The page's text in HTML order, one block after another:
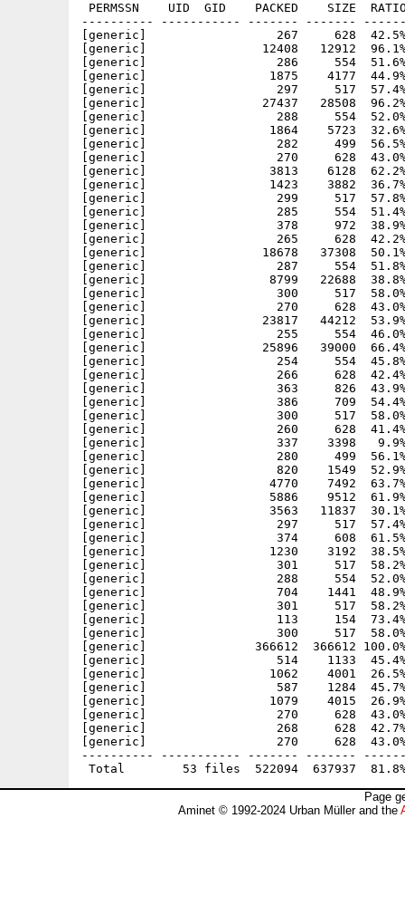
PERMSSN    UID  GID    PACKED    SIZE
---------- ----------- ------- -------
[generic]                  267     628  42.5% -
[generic]                12408   12912  96.1% -
[generic]                  286     554  51.6% -
[generic]                 1875    4177  44.9% -
[generic]                  297     517  57.4% -
[generic]                27437   28508  96.2% -
[generic]                  288     554  52.0% -
[generic]                 1864    5723  32.6% -
[generic]                  282     499  56.5% -
[generic]                  270     628  43.0% -
[generic]                 3813    6128  62.2% -
[generic]                 1423    3882  36.7% -
[generic]                  299     517  57.8% -
[generic]                  285     554  51.4% -
[generic]                  378     972  38.9%
[generic]                  265     628  42.2% -
[generic]                18678   37308  50.1% -
[generic]                  287     554  51.8% -
[generic]                 8799   22688  38.8% -
[generic]                  300     517  58.0% -
[generic]                  270     628  43.0% -
[generic]                23817   44212  53.9%
[generic]                  255     554  46.0% -
[generic]                25896   39000  66.4%
[generic]                  254     554  45.8% -
[generic]                  266     628  42.4% -
[generic]                  363     826  43.9% -
[generic]                  386     709  54.4% -
[generic]                  300     517  58.0% -
[generic]                  260     628  41.4% -
[generic]                  337    3398   9.9% -
[generic]                  280     499  56.1% -
[generic]                  820    1549  52.9%
[generic]                 4770    7492  63.7%
[generic]                 5886    9512  61.9%
[generic]                 3563   11837  30.1%
[generic]                  297     517  57.4% -
[generic]                  374     608  61.5% -
[generic]                 1230    3192
[generic]                  301     517  58.2% -
[generic]                  288     554  52.0% -
[generic]                  704    1441  48.9%
[generic]                  301     517  58.2% -
[generic]                  113     154  73.4% -
[generic]                  300     517  58.0% -
[generic]               366612  366612 100.0%
[generic]                  514    1133  45.4% -
[generic]                 1062    4001  26.5%
[generic]                  587    1284  45.7%
[generic]                 1079    4015  26.9%
[generic]                  270     628  43.0%
[generic]                  268     628  42.7%
[generic]                  270     628  43.0% -
---------- ----------- ------- -------
Page
Aminet © 1992-2024 Urban Müller and the